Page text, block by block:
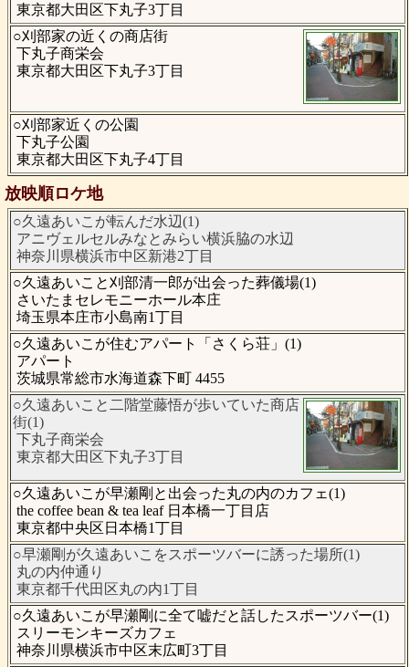
東京都大田区下丸子3丁目
○刈部家の近くの商店街
下丸子商栄会
東京都大田区下丸子3丁目
○刈部家近くの公園
下丸子公園
東京都大田区下丸子4丁目
放映順ロケ地
○久遠あいこが転んだ水辺(1)
アニヴェルセルみなとみらい横浜脇の水辺
神奈川県横浜市中区新港2丁目
○久遠あいこと刈部清一郎が出会った葬儀場(1)
さいたまセレモニーホール本庄
埼玉県本庄市小島南1丁目
○久遠あいこが住むアパート「さくら荘」(1)
アパート
茨城県常総市水海道森下町 4455
○久遠あいこと二階堂藤悟が歩いていた商店
街(1)
下丸子商栄会
東京都大田区下丸子3丁目
○久遠あいこが早瀬剛と出会った丸の内のカフェ(1)
the coffee bean & tea leaf 日本橋一丁目店
東京都中央区日本橋1丁目
○早瀬剛が久遠あいこをスポーツバーに誘った場所(1)
丸の内仲通り
東京都千代田区丸の内1丁目
○久遠あいこが早瀬剛に全て嘘だと話したスポーツバー(1)
スリーモンキーズカフェ
神奈川県横浜市中区末広町3丁目